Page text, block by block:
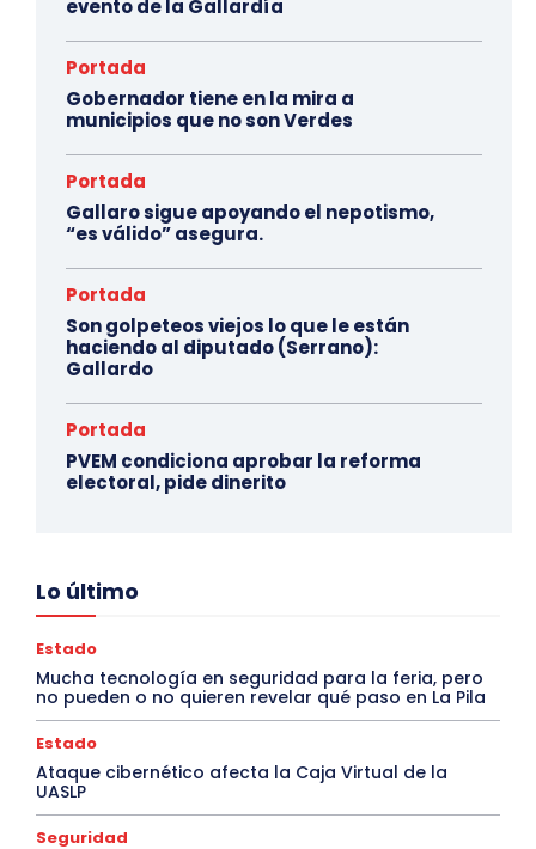
evento de la Gallardía
Portada
Gobernador tiene en la mira a
municipios que no son Verdes
Portada
Gallaro sigue apoyando el nepotismo,
“es válido” asegura.
Portada
Son golpeteos viejos lo que le están
haciendo al diputado (Serrano):
Gallardo
Portada
PVEM condiciona aprobar la reforma
electoral, pide dinerito
Lo último
Estado
Mucha tecnología en seguridad para la feria, pero
no pueden o no quieren revelar qué paso en La Pila
Estado
Ataque cibernético afecta la Caja Virtual de la
UASLP
Seguridad